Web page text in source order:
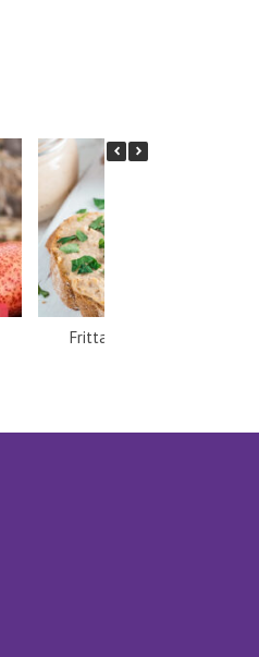
Frittata de Salmão e